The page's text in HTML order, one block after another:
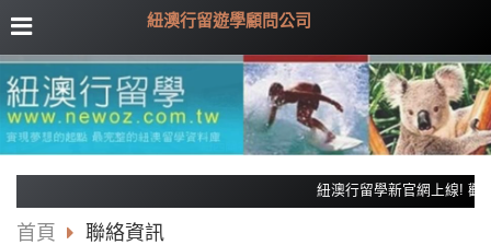
紐澳行留遊學顧問公司
紐澳行留學新官網上線! 歡
首頁 聯絡資訊